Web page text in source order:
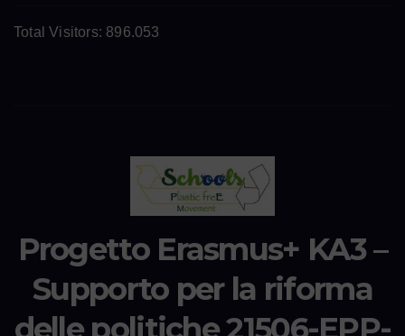
Total Visitors: 896.053
Progetto Erasmus+ KA3 –
Supporto per la riforma